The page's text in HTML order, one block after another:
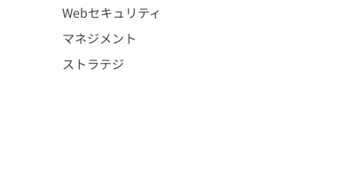
Webセキュリティ
マネジメント
ストラテジ